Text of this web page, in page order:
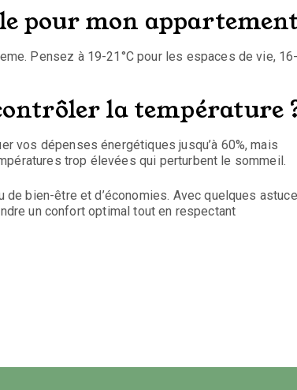
pour mon
Pensez à 19-21°C pour les espaces de vie, 16-
la température
vos dépenses énergétiques jusqu’à 60%, mais
trop élevées qui perturbent le sommeil.
bien-être et d’économies. Avec quelques
un confort optimal tout en respectant